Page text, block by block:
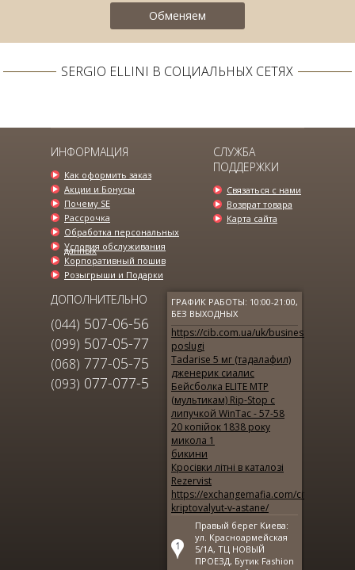
3977.00 грн.
МУЖСКОЕ ПАЛЬТО КОРОТКОЕ ЧЕРНОГО
ЦВЕТА SE...
3595.00 грн.
Обменяем
SERGIO ELLINI В СОЦИАЛЬНЫХ СЕТЯХ
ИНФОРМАЦИЯ
Как оформить заказ
Акции и Бонусы
Почему SE
Рассрочка
Обработка персональных
данных
Условия обслуживания
Корпоративный пошив
Розыгрыши и Подарки
СЛУЖБА
ПОДДЕРЖКИ
Связаться с нами
Возврат товара
Карта сайта
ДОПОЛНИТЕЛЬНО
(044) 507-06-56
(099) 507-05-77
(068) 777-05-75
(093) 077-077-5
ГРАФИК РАБОТЫ: 10:00-21:00,
БЕЗ ВЫХОДНЫХ
https://cib.com.ua/uk/business/page/
poslugi
Tadarise 5 мг (тадалафил)
дженерик сиалис
Бейсболка ELITE МТР
(мультикам) Rip-Stop с
липучкой WinTac - 57-58
20 копійок 1838 року
микола 1
бикини
Кросівки літні в каталозі
Rezervist
https://exchangemafia.com/city/obmen-
kriptovalyut-v-astane/
Правый берег Киева:
ул. Красноармейская
5/1А, ТЦ НОВЫЙ
ПРОЕЗД, Бутик Fashion